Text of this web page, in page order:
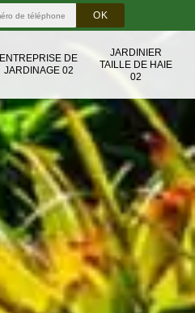
ENTREPRISE DE
JARDINAGE 02
JARDINIER
TAILLE DE HAIE
02